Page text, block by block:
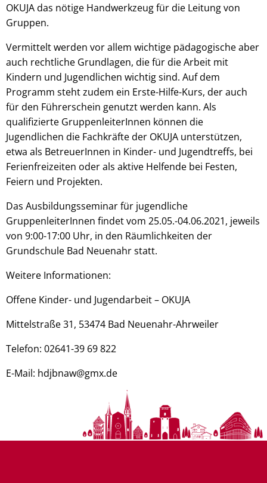
OKUJA das nötige Handwerkzeug für die Leitung von
Gruppen.
Vermittelt werden vor allem wichtige pädagogische aber
auch rechtliche Grundlagen, die für die Arbeit mit
Kindern und Jugendlichen wichtig sind. Auf dem
Programm steht zudem ein Erste-Hilfe-Kurs, der auch
für den Führerschein genutzt werden kann. Als
qualifizierte GruppenleiterInnen können die
Jugendlichen die Fachkräfte der OKUJA unterstützen,
etwa als BetreuerInnen in Kinder- und Jugendtreffs, bei
Ferienfreizeiten oder als aktive Helfende bei Festen,
Feiern und Projekten.
Das Ausbildungsseminar für jugendliche
GruppenleiterInnen findet vom 25.05.-04.06.2021, jeweils
von 9:00-17:00 Uhr, in den Räumlichkeiten der
Grundschule Bad Neuenahr statt.
Weitere Informationen:
Offene Kinder- und Jugendarbeit – OKUJA
Mittelstraße 31, 53474 Bad Neuenahr-Ahrweiler
Telefon: 02641-39 69 822
E-Mail: hdjbnaw@gmx.de